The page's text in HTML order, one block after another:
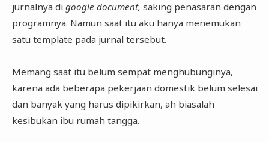
jurnalnya di google document, saking penasaran dengan
programnya. Namun saat itu aku hanya menemukan
satu template pada jurnal tersebut.
Memang saat itu belum sempat menghubunginya,
karena ada beberapa pekerjaan domestik belum selesai
dan banyak yang harus dipikirkan, ah biasalah
kesibukan ibu rumah tangga.